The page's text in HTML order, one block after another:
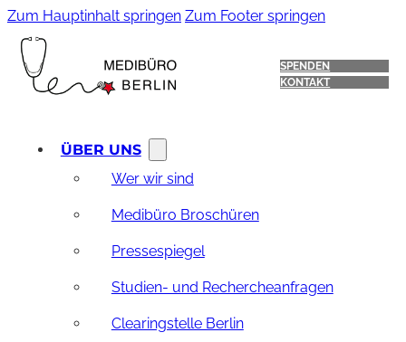
Zum Hauptinhalt springen Zum Footer springen
SPENDEN
KONTAKT
ÜBER UNS
Wer wir sind
Medibüro Broschüren
Pressespiegel
Studien- und Rechercheanfragen
Clearingstelle Berlin